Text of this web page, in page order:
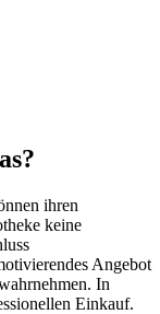
ihren
keine
Angebot
In
Einkauf.